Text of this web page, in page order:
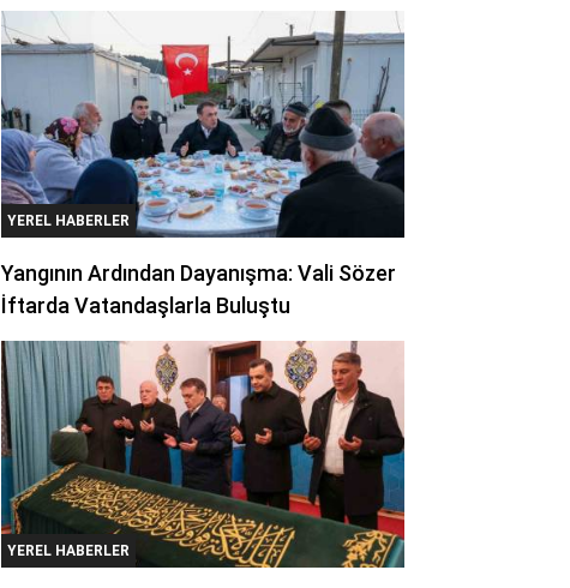
YEREL HABERLER
Yangının Ardından Dayanışma: Vali Sözer
İftarda Vatandaşlarla Buluştu
YEREL HABERLER